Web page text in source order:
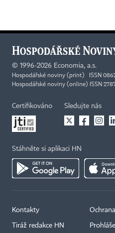
© 1996-2026 Economia, a.s.
Hospodářské noviny (print) ISSN
Hospodářské noviny (online) ISSN
Certifikováno Sledujte nás
Stáhněte si aplikaci HN
Kontakty
Tiráž redakce HN